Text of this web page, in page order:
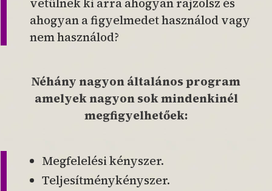
ahogyan a figyelmedet használod vagy
nem használod?
Néhány nagyon általános program
amelyek nagyon sok mindenkinél
megfigyelhetőek:
Megfelelési kényszer.
Teljesítménykényszer.